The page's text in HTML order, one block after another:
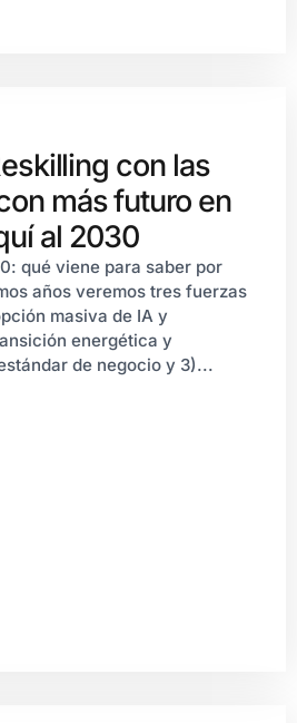
con las
más futuro en
al 2030
qué viene para saber por
años veremos tres fuerzas
masiva de IA y
energética y
de negocio y 3)...